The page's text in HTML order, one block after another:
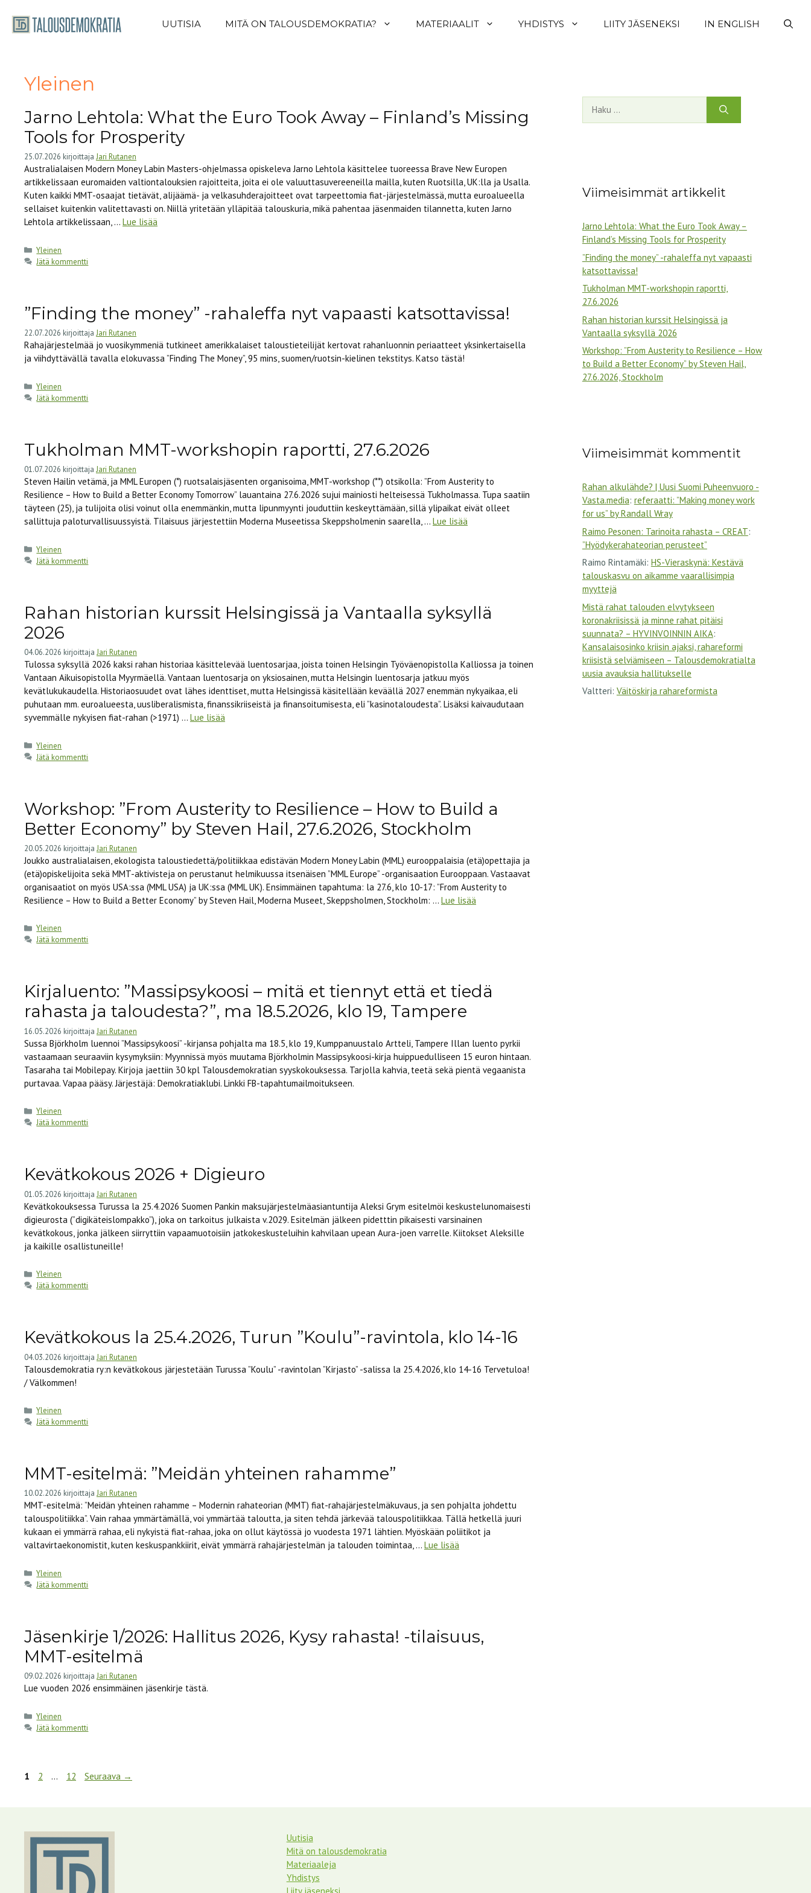
sisältöön
UUTISIA MITÄ ON TALOUSDEMOKRATIA? MATERIAALIT YHDISTYS LIITY JÄSENEKSI IN ENGLISH
Yleinen
Jarno Lehtola: What the Euro Took Away – Finland’s Missing
Tools for Prosperity
25.07.2026 kirjoittaja Jari Rutanen
Australialaisen Modern Money Labin Masters-ohjelmassa opiskeleva Jarno Lehtola käsittelee tuoreessa Brave New Europen
artikkelissaan euromaiden valtiontalouksien rajoitteita, joita ei ole valuuttasuvereeneilla mailla, kuten Ruotsilla, UK:lla ja Usalla.
Kuten kaikki MMT-osaajat tietävät, alijäämä- ja velkasuhderajoitteet ovat tarpeettomia fiat-järjestelmässä, mutta euroalueella
sellaiset kuitenkin valitettavasti on. Niillä yritetään ylläpitää talouskuria, mikä pahentaa jäsenmaiden tilannetta, kuten Jarno
Lehtola artikkelissaan, … Lue lisää
Kategoriat
Yleinen
Jätä kommentti
”Finding the money” -rahaleffa nyt vapaasti katsottavissa!
22.07.2026 kirjoittaja Jari Rutanen
Rahajärjestelmää jo vuosikymmeniä tutkineet amerikkalaiset taloustieteilijät kertovat rahanluonnin periaatteet yksinkertaisella
ja viihdyttävällä tavalla elokuvassa ”Finding The Money”, 95 mins, suomen/ruotsin-kielinen tekstitys. Katso tästä!
Kategoriat
Yleinen
Jätä kommentti
Tukholman MMT-workshopin raportti, 27.6.2026
01.07.2026 kirjoittaja Jari Rutanen
Steven Hailin vetämä, ja MML Europen (*) ruotsalaisjäsenten organisoima, MMT-workshop (**) otsikolla: ”From Austerity to
Resilience – How to Build a Better Economy Tomorrow” lauantaina 27.6.2026 sujui mainiosti helteisessä Tukholmassa. Tupa saatiin
täyteen (25), ja tulijoita olisi voinut olla enemmänkin, mutta lipunmyynti jouduttiin keskeyttämään, sillä ylipaikat eivät olleet
sallittuja paloturvallisuussyistä. Tilaisuus järjestettiin Moderna Museetissa Skeppsholmenin saarella, … Lue lisää
Kategoriat
Yleinen
Jätä kommentti
Rahan historian kurssit Helsingissä ja Vantaalla syksyllä
2026
04.06.2026 kirjoittaja Jari Rutanen
Tulossa syksyllä 2026 kaksi rahan historiaa käsittelevää luentosarjaa, joista toinen Helsingin Työväenopistolla Kalliossa ja toinen
Vantaan Aikuisopistolla Myyrmäellä. Vantaan luentosarja on yksiosainen, mutta Helsingin luentosarja jatkuu myös
kevätlukukaudella. Historiaosuudet ovat lähes identtiset, mutta Helsingissä käsitellään keväällä 2027 enemmän nykyaikaa, eli
puhutaan mm. euroalueesta, uusliberalismista, finanssikriiseistä ja finansoitumisesta, eli ”kasinotaloudesta”. Lisäksi kaivaudutaan
syvemmälle nykyisen fiat-rahan (>1971) … Lue lisää
Kategoriat
Yleinen
Jätä kommentti
Workshop: ”From Austerity to Resilience – How to Build a
Better Economy” by Steven Hail, 27.6.2026, Stockholm
20.05.2026 kirjoittaja Jari Rutanen
Joukko australialaisen, ekologista taloustiedettä/politiikkaa edistävän Modern Money Labin (MML) eurooppalaisia (etä)opettajia ja
(etä)opiskelijoita sekä MMT-aktivisteja on perustanut helmikuussa itsenäisen ”MML Europe” -organisaation Eurooppaan. Vastaavat
organisaatiot on myös USA:ssa (MML USA) ja UK:ssa (MML UK). Ensimmäinen tapahtuma: la 27.6, klo 10-17: ”From Austerity to
Resilience – How to Build a Better Economy” by Steven Hail, Moderna Museet, Skeppsholmen, Stockholm: … Lue lisää
Kategoriat
Yleinen
Jätä kommentti
Kirjaluento: ”Massipsykoosi – mitä et tiennyt että et tiedä
rahasta ja taloudesta?”, ma 18.5.2026, klo 19, Tampere
16.05.2026 kirjoittaja Jari Rutanen
Sussa Björkholm luennoi ”Massipsykoosi” -kirjansa pohjalta ma 18.5, klo 19, Kumppanuustalo Artteli, Tampere Illan luento pyrkii
vastaamaan seuraaviin kysymyksiin: Myynnissä myös muutama Björkholmin Massipsykoosi-kirja huippuedulliseen 15 euron hintaan.
Tasaraha tai Mobilepay. Kirjoja jaettiin 30 kpl Talousdemokratian syyskokouksessa. Tarjolla kahvia, teetä sekä pientä vegaanista
purtavaa. Vapaa pääsy. Järjestäjä: Demokratiaklubi. Linkki FB-tapahtumailmoitukseen.
Kategoriat
Yleinen
Jätä kommentti
Kevätkokous 2026 + Digieuro
01.05.2026 kirjoittaja Jari Rutanen
Kevätkokouksessa Turussa la 25.4.2026 Suomen Pankin maksujärjestelmäasiantuntija Aleksi Grym esitelmöi keskustelunomaisesti
digieurosta (”digikäteislompakko”), joka on tarkoitus julkaista v.2029. Esitelmän jälkeen pidetttin pikaisesti varsinainen
kevätkokous, jonka jälkeen siirryttiin vapaamuotoisiin jatkokeskusteluihin kahvilaan upean Aura-joen varrelle. Kiitokset Aleksille
ja kaikille osallistuneille!
Kategoriat
Yleinen
Jätä kommentti
Kevätkokous la 25.4.2026, Turun ”Koulu”-ravintola, klo 14-16
04.03.2026 kirjoittaja Jari Rutanen
Talousdemokratia ry:n kevätkokous järjestetään Turussa ”Koulu” -ravintolan ”Kirjasto” -salissa la 25.4.2026, klo 14-16 Tervetuloa!
/ Välkommen!
Kategoriat
Yleinen
Jätä kommentti
MMT-esitelmä: ”Meidän yhteinen rahamme”
10.02.2026 kirjoittaja Jari Rutanen
MMT-esitelmä: ”Meidän yhteinen rahamme – Modernin rahateorian (MMT) fiat-rahajärjestelmäkuvaus, ja sen pohjalta johdettu
talouspolitiikka”. Vain rahaa ymmärtämällä, voi ymmärtää taloutta, ja siten tehdä järkevää talouspolitiikkaa. Tällä hetkellä juuri
kukaan ei ymmärrä rahaa, eli nykyistä fiat-rahaa, joka on ollut käytössä jo vuodesta 1971 lähtien. Myöskään poliitikot ja
valtavirtaekonomistit, kuten keskuspankkiirit, eivät ymmärrä rahajärjestelmän ja talouden toimintaa, … Lue lisää
Kategoriat
Yleinen
Jätä kommentti
Jäsenkirje 1/2026: Hallitus 2026, Kysy rahasta! -tilaisuus,
MMT-esitelmä
09.02.2026 kirjoittaja Jari Rutanen
Lue vuoden 2026 ensimmäinen jäsenkirje tästä.
Kategoriat
Yleinen
Jätä kommentti
Sivu
1 Sivu
2 … Sivu
12 Seuraava →
Viimeisimmät artikkelit
Jarno Lehtola: What the Euro Took Away –
Finland’s Missing Tools for Prosperity
”Finding the money” -rahaleffa nyt vapaasti
katsottavissa!
Tukholman MMT-workshopin raportti,
27.6.2026
Rahan historian kurssit Helsingissä ja
Vantaalla syksyllä 2026
Workshop: ”From Austerity to Resilience – How
to Build a Better Economy” by Steven Hail,
27.6.2026, Stockholm
Viimeisimmät kommentit
Rahan alkulähde? | Uusi Suomi Puheenvuoro -
Vasta.media: referaatti: ”Making money work
for us” by Randall Wray
Raimo Pesonen: Tarinoita rahasta – CREAT:
”Hyödykerahateorian perusteet”
Raimo Rintamäki: HS-Vieraskynä: Kestävä
talouskasvu on aikamme vaarallisimpia
myyttejä
Mistä rahat talouden elvytykseen
koronakriisissä ja minne rahat pitäisi
suunnata? – HYVINVOINNIN AIKA:
Kansalaisosinko kriisin ajaksi, rahareformi
kriisistä selviämiseen – Talousdemokratialta
uusia avauksia hallitukselle
Valtteri: Väitöskirja rahareformista
Uutisia
Mitä on talousdemokratia
Materiaaleja
Yhdistys